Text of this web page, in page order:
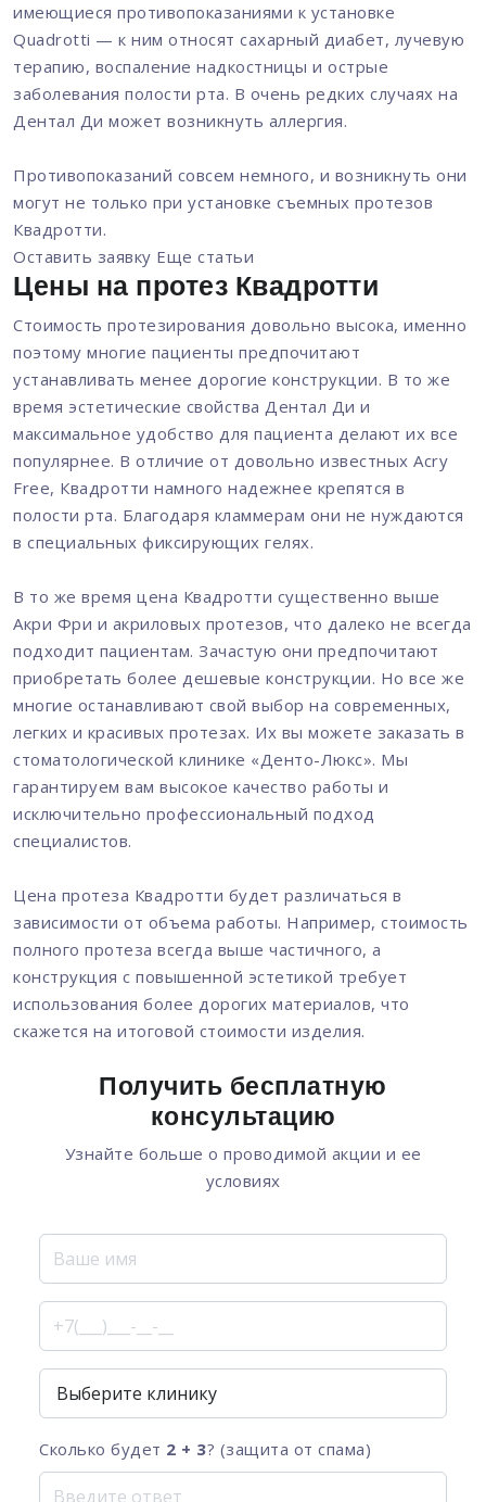
имеющиеся противопоказаниями к установке
Quadrotti — к ним относят сахарный диабет, лучевую
терапию, воспаление надкостницы и острые
заболевания полости рта. В очень редких случаях на
Дентал Ди может возникнуть аллергия.
Противопоказаний совсем немного, и возникнуть они
могут не только при установке съемных протезов
Квадротти.
Оставить заявку Еще статьи
Цены на протез Квадротти
Стоимость протезирования довольно высока, именно
поэтому многие пациенты предпочитают
устанавливать менее дорогие конструкции. В то же
время эстетические свойства Дентал Ди и
максимальное удобство для пациента делают их все
популярнее. В отличие от довольно известных Acry
Free, Квадротти намного надежнее крепятся в
полости рта. Благодаря кламмерам они не нуждаются
в специальных фиксирующих гелях.
В то же время цена Квадротти существенно выше
Акри Фри и акриловых протезов, что далеко не всегда
подходит пациентам. Зачастую они предпочитают
приобретать более дешевые конструкции. Но все же
многие останавливают свой выбор на современных,
легких и красивых протезах. Их вы можете заказать в
стоматологической клинике «Денто-Люкс». Мы
гарантируем вам высокое качество работы и
исключительно профессиональный подход
специалистов.
Цена протеза Квадротти будет различаться в
зависимости от объема работы. Например, стоимость
полного протеза всегда выше частичного, а
конструкция с повышенной эстетикой требует
использования более дорогих материалов, что
скажется на итоговой стоимости изделия.
Получить бесплатную
консультацию
Узнайте больше о проводимой акции и ее
условиях
Сколько будет 2 + 3? (защита от спама)